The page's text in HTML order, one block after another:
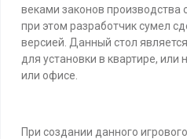
веками законов производства
при этом разработчик сумел
версией. Данный стол
для установки в квартире,
или офисе.
При создании данного